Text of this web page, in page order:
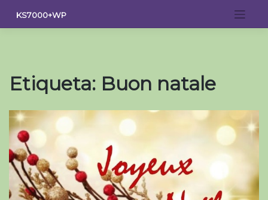
contenido
KS7000+WP
Etiqueta: Buon natale